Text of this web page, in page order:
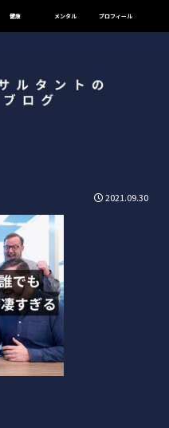
健康 メンタル プロフィール
2021.09.30